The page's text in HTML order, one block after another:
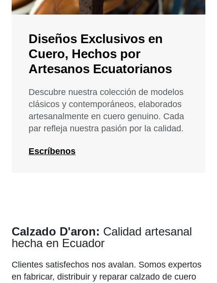
Diseños Exclusivos en
Cuero, Hechos por
Artesanos Ecuatorianos
Descubre nuestra colección de modelos
clásicos y contemporáneos, elaborados
artesanalmente en cuero genuino. Cada
par refleja nuestra pasión por la calidad.
Escríbenos
Calzado D'aron: Calidad artesanal
hecha en Ecuador
Clientes satisfechos nos avalan. Somos expertos
en fabricar, distribuir y reparar calzado de cuero